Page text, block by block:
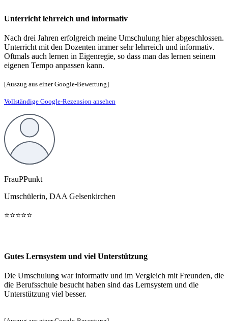
Unterricht lehrreich und informativ
Nach drei Jahren erfolgreich meine Umschulung hier abgeschlossen.
Unterricht mit den Dozenten immer sehr lehrreich und informativ.
Oftmals auch lernen in Eigenregie, so dass man das lernen seinem
eigenen Tempo anpassen kann.
[Auszug aus einer Google-Bewertung]
Vollständige Google-Rezension ansehen
FrauPPunkt
Umschülerin, DAA Gelsenkirchen
⭐️⭐️⭐️⭐️⭐️
Gutes Lernsystem und viel Unterstützung
Die Umschulung war informativ und im Vergleich mit Freunden, die
die Berufsschule besucht haben sind das Lernsystem und die
Unterstützung viel besser.